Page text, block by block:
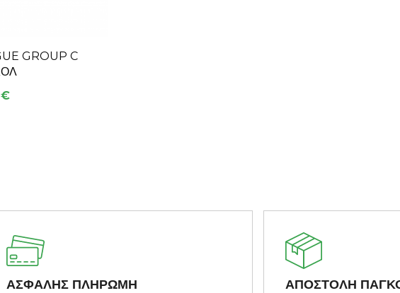
GROUP C
€
ΑΣΦΑΛΗΣ ΠΛΗΡΩΜΗ ΑΠΟΣΤΟΛΗ